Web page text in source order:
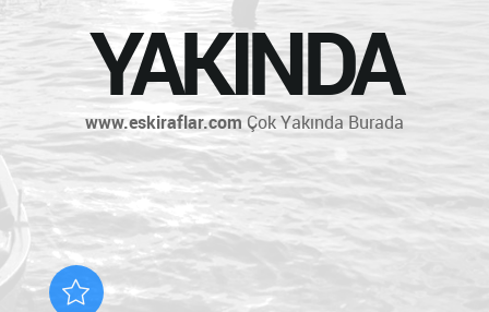
YAKINDA
www.eskiraflar.comÇok Yakında Burada